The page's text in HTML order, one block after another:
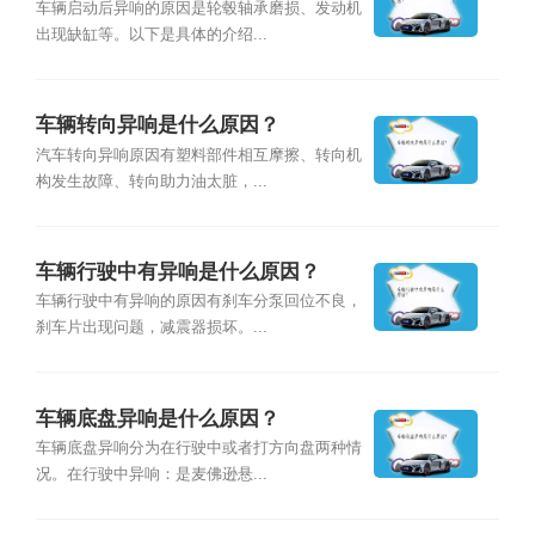
车辆启动后异响的原因是轮毂轴承磨损、发动机
出现缺缸等。以下是具体的介绍...
车辆转向异响是什么原因？
汽车转向异响原因有塑料部件相互摩擦、转向机
构发生故障、转向助力油太脏，...
车辆行驶中有异响是什么原因？
车辆行驶中有异响的原因有刹车分泵回位不良，
刹车片出现问题，减震器损坏。...
车辆底盘异响是什么原因？
车辆底盘异响分为在行驶中或者打方向盘两种情
况。在行驶中异响：是麦佛逊悬...